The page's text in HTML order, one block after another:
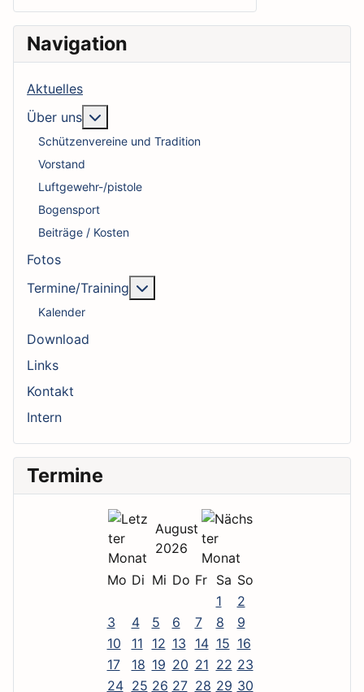
Navigation
Aktuelles
Über uns
Schützenvereine und Tradition
Vorstand
Luftgewehr-/pistole
Bogensport
Beiträge / Kosten
Fotos
Termine/Training
Kalender
Download
Links
Kontakt
Intern
Termine
August
2026
Mo Di Mi Do Fr Sa So
1
2
3
4 5 6 7 8
9
10
11 12 13 14 15 16
17
18 19 20 21 22 23
24 25 26 27 28 29 30